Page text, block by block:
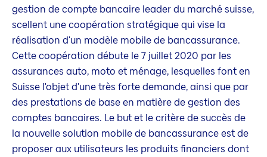
gestion de compte bancaire leader du marché suisse,
scellent une coopération stratégique qui vise la
réalisation d'un modèle mobile de bancassurance.
Cette coopération débute le 7 juillet 2020 par les
assurances auto, moto et ménage, lesquelles font en
Suisse l'objet d'une très forte demande, ainsi que par
des prestations de base en matière de gestion des
comptes bancaires. Le but et le critère de succès de
la nouvelle solution mobile de bancassurance est de
proposer aux utilisateurs les produits financiers dont